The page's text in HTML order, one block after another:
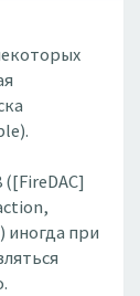
([FireDAC]
иногда при